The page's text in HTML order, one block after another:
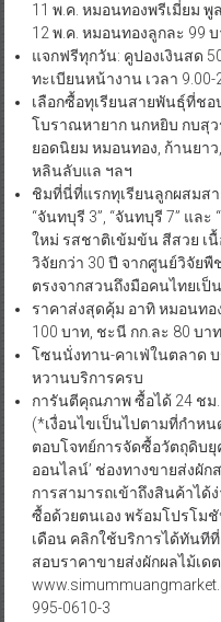
11 พ.ค. หมอนทองพรีเมี่ยม พู
12 พ.ค. หมอนทองลูกละ 99 บ
แจกฟรีทุกวัน: คูปองเงินสด
ทะเบียนหน้างาน เวลา 9.00-
เลือกซื้อทุเรียนสายพันธุ์ที่ช
โบราณหายาก นกหยิบ กบสุ
ยอดนิยม หมอนทอง, ก้านยาว
หลินลับแล ฯลฯ
ชิมที่นี่ที่แรกทุเรียนลูกผสมสา
“จันทบุรี 3”, “จันทบุรี 7” แล
ใหม่ รสชาติเข้มข้น สีสวย เ
วิจัยกว่า 30 ปี จากศูนย์วิจัย
ตรงจากสวนถึงมือคนไทยเป็
ราคาส่งสุดคุ้ม อาทิ หมอนทอ
100 บาท, ชะนี กก.ละ 80 บาท
โซนนั่งทาน-คาเฟ่ในตลาด บ
หวานบริการครบ
การันตีคุณภาพ ซื้อได้ 24 ช
(*เงื่อนไขเป็นไปตามที่กำหน
ตอบโจทย์การจัดซื้อวัตถุดิบยุ
ออนไลน์’ ช่องทางขายส่งผั
การสามารถเข้าถึงสินค้าได้
ซื้อด้วยตนเอง พร้อมโปรโ
เดือน คลิกใช้บริการได้ทันที
สอบราคาขายส่งผักผลไม้เด
995-0610-3